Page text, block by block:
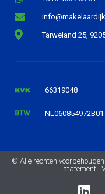
Tarweland 25,
66319048
NL060854972B01
© Alle rechten
statement|